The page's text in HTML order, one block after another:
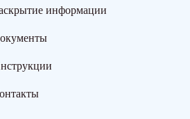
информации